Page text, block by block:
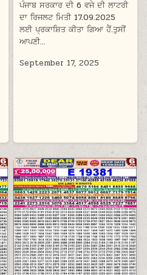
ਪੰਜਾਬ ਸਰਕਾਰ ਦੀ 6 ਵਜੇ ਦੀ ਲਾਟਰੀ
ਦਾ ਰਿਜਲਟ ਮਿਤੀ 17.09.2025
ਲਈ ਪ੍ਰਕਾਸ਼ਿਤ ਕੀਤਾ ਗਿਆ ਹੈਂ.ਤੁਸੀਂ
ਆਪਣੀ…
September 17, 2025